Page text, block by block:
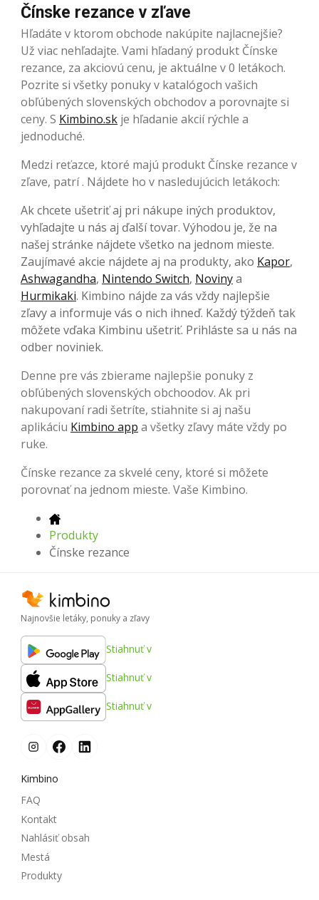
Čínske rezance v zľave
Hľadáte v ktorom obchode nakúpite najlacnejšie?
Už viac nehľadajte. Vami hľadaný produkt Čínske
rezance, za akciovú cenu, je aktuálne v 0 letákoch.
Pozrite si všetky ponuky v katalógoch vašich
obľúbených slovenských obchodov a porovnajte si
ceny. S Kimbino.sk je hľadanie akcií rýchle a
jednoduché.
Medzi reťazce, ktoré majú produkt Čínske rezance v
zľave, patrí . Nájdete ho v nasledujúcich letákoch:
Ak chcete ušetriť aj pri nákupe iných produktov,
vyhľadajte u nás aj ďalší tovar. Výhodou je, že na
našej stránke nájdete všetko na jednom mieste.
Zaujímavé akcie nájdete aj na produkty, ako Kapor,
Ashwagandha, Nintendo Switch, Novinya
Hurmikaki. Kimbino nájde za vás vždy najlepšie
zľavy a informuje vás o nich ihneď. Každý týždeň tak
môžete vďaka Kimbinu ušetriť. Prihláste sa u nás na
odber noviniek.
Denne pre vás zbierame najlepšie ponuky z
obľúbených slovenských obchoodov. Ak pri
nakupovaní radi šetríte, stiahnite si aj našu
aplikáciu Kimbino app a všetky zľavy máte vždy po
ruke.
Čínske rezance za skvelé ceny, ktoré si môžete
porovnať na jednom mieste. Vaše Kimbino.
Produkty
Čínske rezance
Najnovšie letáky, ponuky a zľavy
Stiahnuť v
Stiahnuť v
Stiahnuť v
Kimbino
FAQ
Kontakt
Nahlásiť obsah
Mestá
Produkty